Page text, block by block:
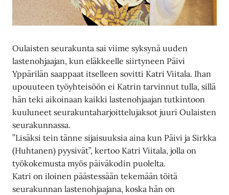
Oulaisten seurakunta sai viime syksynä uuden
lastenohjaajan, kun eläkkeelle siirtyneen Päivi
Yppärilän saappaat itselleen sovitti Katri Viitala. Ihan
upouuteen työyhteisöön ei Katrin tarvinnut tulla, sillä
hän teki aikoinaan kaikki lastenohjaajan tutkintoon
kuuluneet seurakuntaharjoittelujaksot juuri Oulaisten
seurakunnassa.
”Lisäksi tein tänne sijaisuuksia aina kun Päivi ja Sirkka
(Huhtanen) pyysivät”, kertoo Katri Viitala, jolla on
työkokemusta myös päiväkodin puolelta.
Katri on iloinen päästessään tekemään töitä
seurakunnan lastenohjaajana, koska hän on